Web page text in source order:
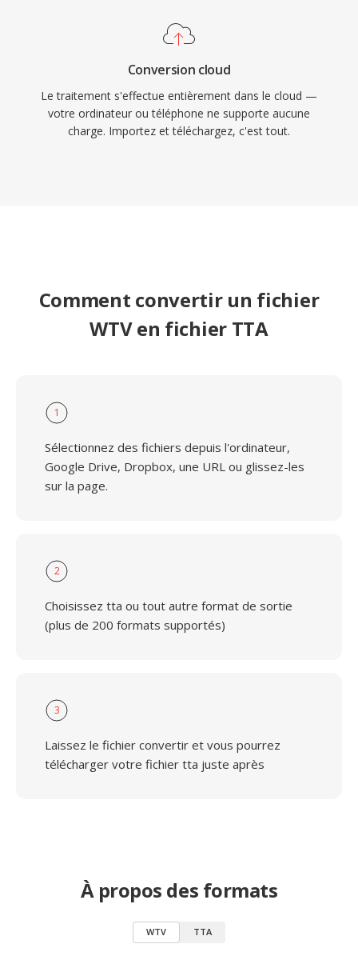
Conversion cloud
Le traitement s'effectue entièrement dans le cloud —
votre ordinateur ou téléphone ne supporte aucune
charge. Importez et téléchargez, c'est tout.
Comment convertir un fichier
WTV en fichier TTA
1
Sélectionnez des fichiers depuis l'ordinateur,
Google Drive, Dropbox, une URL ou glissez-les
sur la page.
2
Choisissez tta ou tout autre format de sortie
(plus de 200 formats supportés)
3
Laissez le fichier convertir et vous pourrez
télécharger votre fichier tta juste après
À propos des formats
WTV TTA